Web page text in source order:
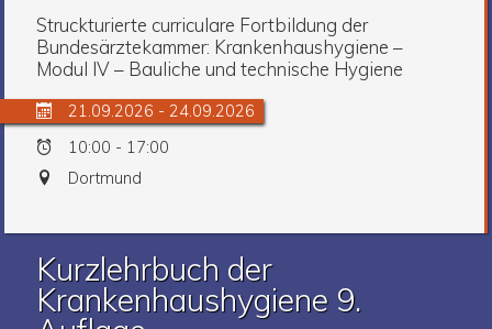
Struckturierte curriculare Fortbildung der
Bundesärztekammer: Krankenhaushygiene –
Modul IV – Bauliche und technische Hygiene
21.09.2026 - 24.09.2026
10:00 - 17:00
Dortmund
Kurzlehrbuch der
Krankenhaushygiene 9.